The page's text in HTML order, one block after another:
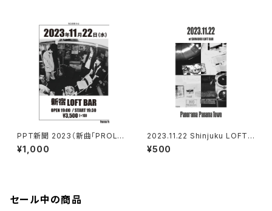
PPT新聞 2023（新曲「PROLO
GUE」歌詞、DEMO音源視聴QR
コード付き）
¥1,000
2023.11.22 Shinjuku LOFT
BAR Digital Photobook
¥500
セール中の商品